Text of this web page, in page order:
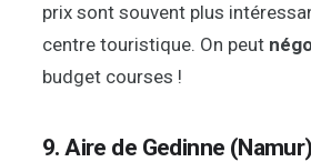
prix sont souvent plus
centre touristique. On peut
budget courses !
9. Aire de Gedinne (Namur)